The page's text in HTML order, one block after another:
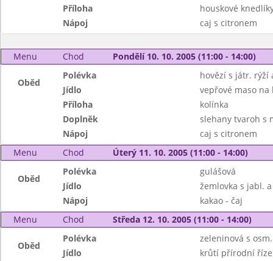
Příloha
houskové
Nápoj
caj s citronem
Menu Chod Pondělí 10. 10. 2005 (11:00 - 14:00)
Oběd
Polévka
hovězí s játr. rýží
Jídlo
vepřové maso na
Příloha
kolínka
Doplněk
slehany tvaroh s
Nápoj
caj s citronem
Menu
Chod Úterý 11. 10. 2005 (11:00 - 14:00)
Oběd
Polévka
gulášová
Jídlo
žemlovka s jabl.
Nápoj
kakao - čaj
Menu
Chod Středa 12. 10. 2005 (11:00 - 14:00)
Oběd
Polévka
zeleninová s
Jídlo
krůtí přírodní